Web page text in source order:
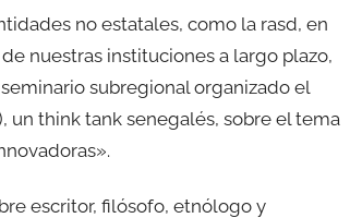
no estatales, como la rasd, en
nuestras instituciones a largo plazo,
subregional organizado el
un think tank senegalés, sobre el tema
escritor, filósofo, etnólogo y